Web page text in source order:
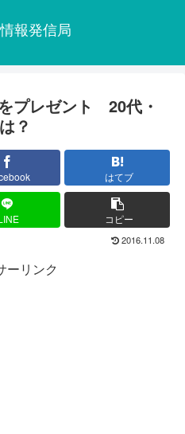
報発信局
プレゼント 20代・
？
はてブ
コピー
2016.11.08
ーリンク